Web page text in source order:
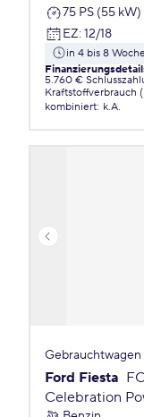
75 PS (55 kW)
EZ: 12/18
in 4 bis 8
5.760 €
Kraftstoffverbrauch
kombiniert: k.A.
Gebrauchtwagen
Ford Fiesta
Celebration